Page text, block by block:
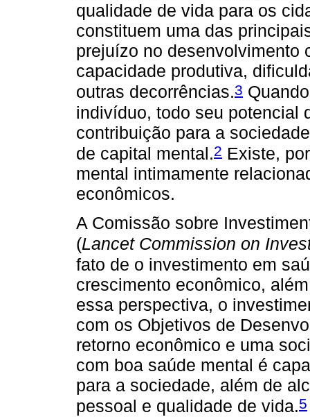
qualidade de vida para os
constituem uma das
prejuízo no desenvolvimento
capacidade produtiva,
outras decorrências.3
indivíduo, todo seu potencial
contribuição para a
de capital mental.2 Existe,
mental intimamente
econômicos.
A Comissão sobre
(Lancet Commission on
fato de o investimento em
crescimento econômico,
essa perspectiva, o
com os Objetivos de
retorno econômico e uma
com boa saúde mental é
para a sociedade, além de
pessoal e qualidade de vida.5